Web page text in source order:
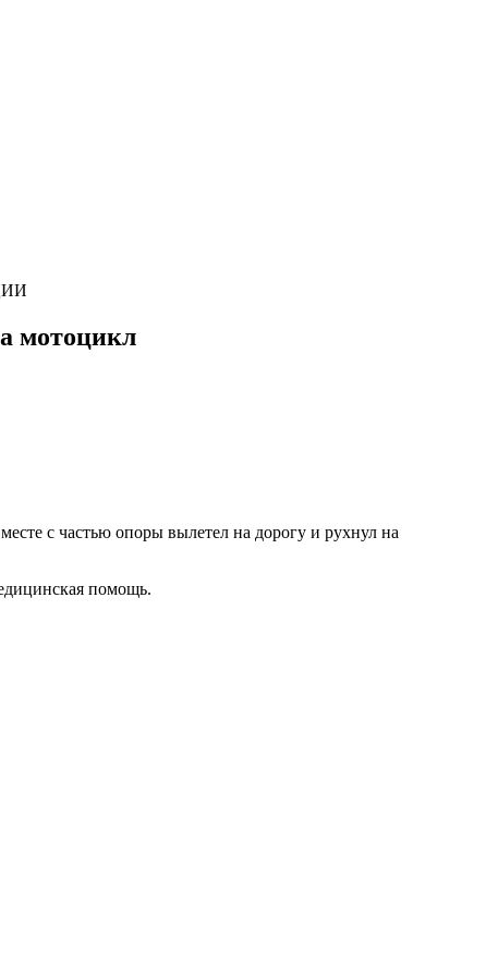
мотоцикл
с частью опоры вылетел на дорогу и рухнул на
помощь.